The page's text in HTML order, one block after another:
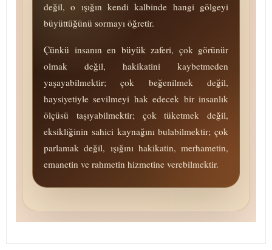
değil, o ışığın kendi kalbinde hangi gölgeyi
büyüttüğünü sormayı öğretir.
Çünkü insanın en büyük zaferi, çok görünür
olmak değil, hakikatini kaybetmeden
yaşayabilmektir; çok beğenilmek değil,
haysiyetiyle sevilmeyi hak edecek bir insanlık
ölçüsü taşıyabilmektir; çok tüketmek değil,
eksikliğinin sahici kaynağını bulabilmektir; çok
parlamak değil, ışığını hakikatin, merhametin,
emanetin ve rahmetin hizmetine verebilmektir.